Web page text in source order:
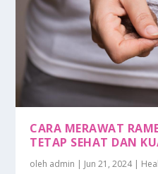
CARA MERAWAT
TETAP SEHAT DAN
oleh admin | Jun 21, 2024|